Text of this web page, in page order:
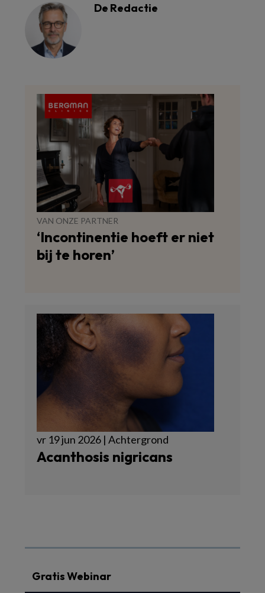
De Redactie
VAN ONZE PARTNER
‘Incontinentie hoeft er niet
bij te horen’
vr 19 jun 2026 | Achtergrond
Acanthosis nigricans
Gratis Webinar